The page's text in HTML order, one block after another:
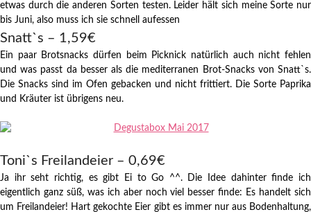
etwas durch die anderen Sorten testen. Leider hält sich meine Sorte nur
bis Juni, also muss ich sie schnell aufessen
Snatt`s – 1,59€
Ein paar Brotsnacks dürfen beim Picknick natürlich auch nicht fehlen
und was passt da besser als die mediterranen Brot-Snacks von Snatt`s.
Die Snacks sind im Ofen gebacken und nicht frittiert. Die Sorte Paprika
und Kräuter ist übrigens neu.
Toni`s Freilandeier – 0,69€
Ja ihr seht richtig, es gibt Ei to Go ^^. Die Idee dahinter finde ich
eigentlich ganz süß, was ich aber noch viel besser finde: Es handelt sich
um Freilandeier! Hart gekochte Eier gibt es immer nur aus Bodenhaltung,